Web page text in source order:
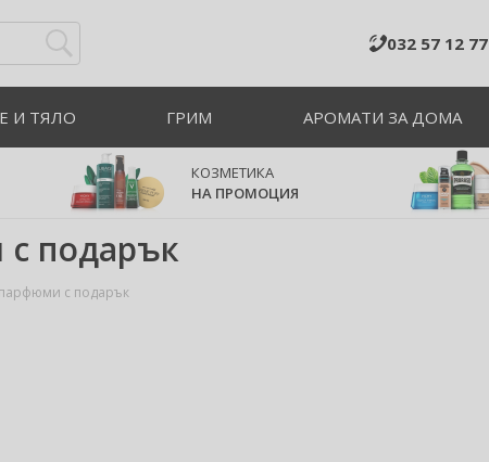
032 57 12 77
И ТЯЛО ГРИМ АРОМАТИ ЗА ДОМА
КОЗМЕТИКА
НА ПРОМОЦИЯ
подарък
с подарък